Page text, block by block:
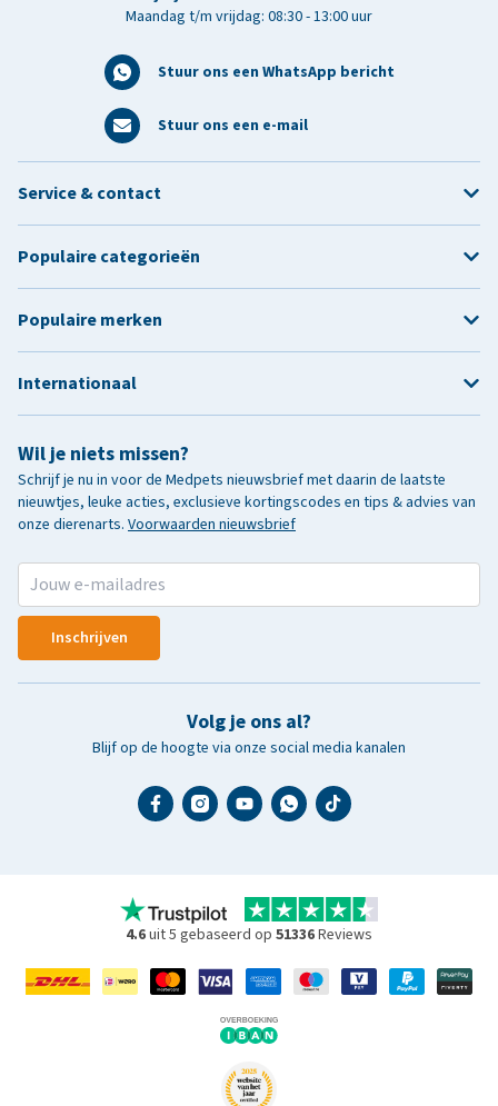
Maandag t/m vrijdag: 08:30 - 13:00 uur
Stuur ons een WhatsApp bericht
Stuur ons een e-mail
Wil je niets missen?
Schrijf je nu in voor de Medpets nieuwsbrief met daarin de laatste
nieuwtjes, leuke acties, exclusieve kortingscodes en tips & advies van
onze dierenarts. Voorwaarden nieuwsbrief
Inschrijven
Volg je ons al?
Blijf op de hoogte via onze social media kanalen
Service & contact
Populaire categorieën
Populaire merken
Internationaal
4.6uit 5 gebaseerd op 51336Reviews